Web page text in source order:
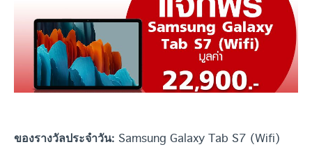
ของรางวัลประจำวัน: Samsung Galaxy Tab S7 (Wifi)